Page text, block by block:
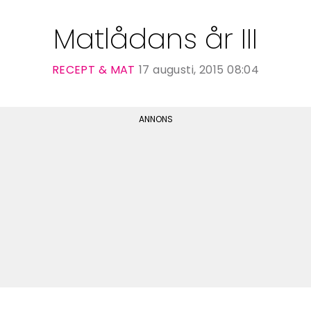
Matlådans år III
RECEPT & MAT 17 augusti, 2015 08:04